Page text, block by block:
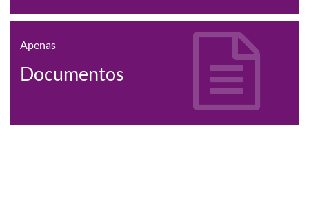
Apenas
Documentos